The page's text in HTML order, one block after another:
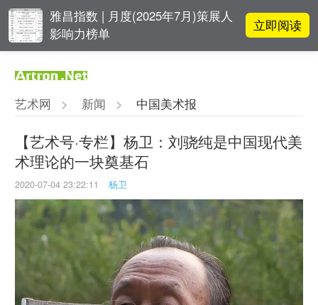
雅昌指数 | 月度(2025年7月)策展人
影响力榜单
立即阅读
破界与归真
对话 | 在开放和自由中确立艺术价
值
阿拉里奥画廊上海转型：为何要成
为策展式艺术商业综合体？
艺术网 > 新闻 > 中国美术报
【艺术号·专栏】杨卫：刘骁纯是中国现代美
术理论的一块奠基石
2020-07-04 23:22:11 杨卫